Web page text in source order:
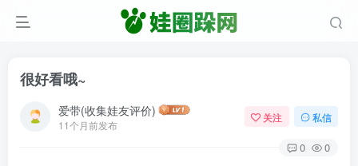
很好看哦~
爱带(收集娃友评价)
11个月前发布
关注 私信
0 0